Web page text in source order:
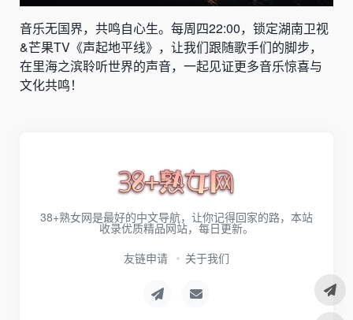
音乐无国界，共鸣自心生。每周四22:00，锁定湖南卫视
&芒果TV《声起地平线》，让我们跟随歌手们的脚步，
在里海之滨聆听世界的声音，一起见证更多音乐惊喜与
文化共鸣！
38+熟女网是最好的中文导航，让你记得回家的路，本站
收录优质精品网站，每日更新。
友链申请
关于我们